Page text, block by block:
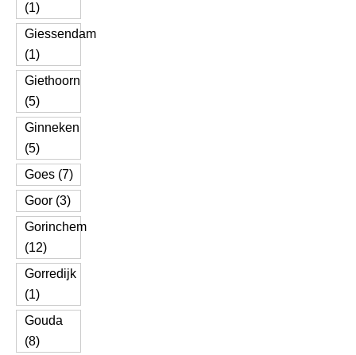
(1)
Giessendam
(1)
Giethoorn
(5)
Ginneken
(5)
Goes (7)
Goor (3)
Gorinchem
(12)
Gorredijk
(1)
Gouda
(8)